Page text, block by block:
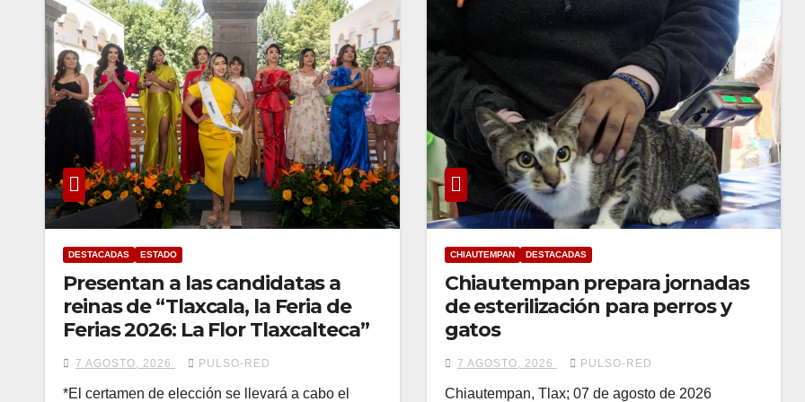
DESTACADAS ESTADO
Presentan a las candidatas a
reinas de “Tlaxcala, la Feria de
Ferias 2026: La Flor Tlaxcalteca”
7 AGOSTO, 2026 PULSO-RED
*El certamen de elección se llevará a cabo el
CHIAUTEMPAN DESTACADAS
Chiautempan prepara jornadas
de esterilización para perros y
gatos
7 AGOSTO, 2026 PULSO-RED
Chiautempan, Tlax; 07 de agosto de 2026